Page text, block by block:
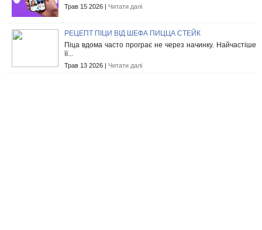
Трав 15 2026 | Читати далі
РЕЦЕПТ ПІЦИ ВІД ШЕФА ПИЦЦА СТЕЙК
Піца вдома часто програє не через начинку. Найчастіше
її...
Трав 13 2026 | Читати далі